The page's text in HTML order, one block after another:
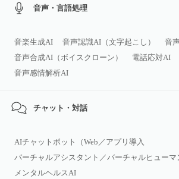
音声・言語処理
音楽生成AI 音声認識AI（文字起こし）
音
音声合成AI（ボイスクローン）
電話応対AI
音声感情解析AI
チャット・対話
AIチャットボット（Web／アプリ導入
バーチャルアシスタント／バーチャルヒューマ
メンタルヘルスAI